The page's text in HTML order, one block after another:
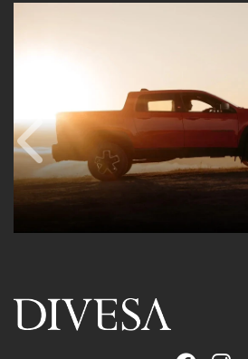
Anterior